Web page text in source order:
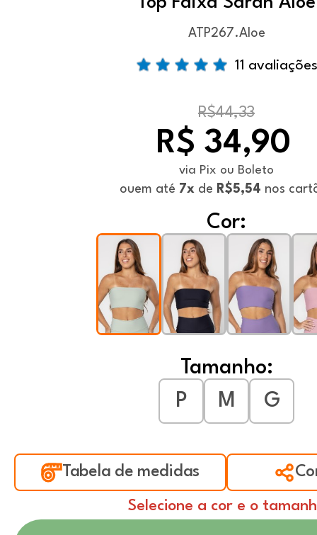
ATP267.Aloe
11 avaliações
R$44,33
R$ 34,90
via Pix ou Boleto
ouem até 7x de R$5,54 nos
Cor:
Tamanho:
P
M G
Tabela de medidas
Selecione a cor e o